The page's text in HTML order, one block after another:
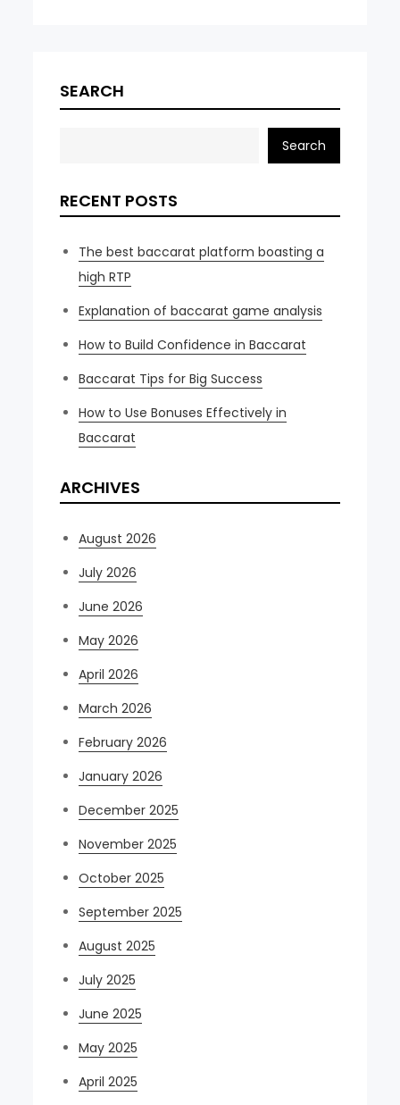
SEARCH
Search
RECENT POSTS
The best baccarat platform boasting a
high RTP
Explanation of baccarat game analysis
How to Build Confidence in Baccarat
Baccarat Tips for Big Success
How to Use Bonuses Effectively in
Baccarat
ARCHIVES
August 2026
July 2026
June 2026
May 2026
April 2026
March 2026
February 2026
January 2026
December 2025
November 2025
October 2025
September 2025
August 2025
July 2025
June 2025
May 2025
April 2025